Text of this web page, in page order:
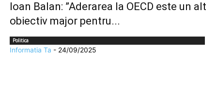
Ioan Balan: ”Aderarea la OECD este un alt
obiectiv major pentru...
Politica
Informatia Ta - 24/09/2025